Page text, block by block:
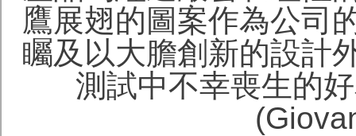
鷹展翅的圖案作為公司
矚及以大膽創新的設計
測試中不幸喪生的